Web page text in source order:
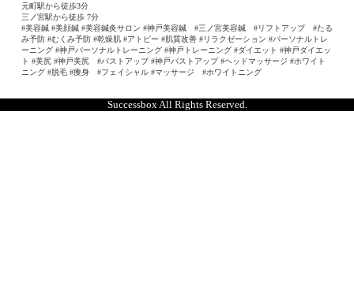
元町駅から徒歩3分
三ノ宮駅から徒歩 7分
#美容鍼 #美顔鍼 #美容鍼灸サロン #神戸美容鍼 #三ノ宮美容鍼 #リフトアップ #たる
み予防 #むくみ予防 #乾燥肌 #アトピー #肌質改善 #リラクゼーション #パーソナルトレ
ーニング #神戸パーソナルトレーニング #神戸トレーニング #ダイエット #神戸ダイエッ
ト #美尻 #神戸美尻 #バストアップ #神戸バストアップ #ヘッドマッサージ #ホワイト
ニング #脱毛 #痩身 #フェイシャル #マッサージ #ホワイトニング
Successbox All Rights Reserved.